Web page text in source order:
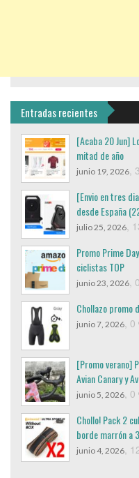
Entradas recientes
[Acaba 20 Jun]
mitad de año
junio 19, 2026, 3
[Envio en tres
desde España
julio 25, 2026,
Promo Prime
ciclistas TOP
junio 23, 2026, 0
Chollazo promo
junio 7, 2026, 0
[Promo verano]
Avian Canary y
junio 5, 2026, 0
Chollo! Pack 2
borde marrón a
junio 4, 2026,